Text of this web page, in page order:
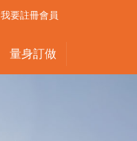
量身訂做
我要註冊會員